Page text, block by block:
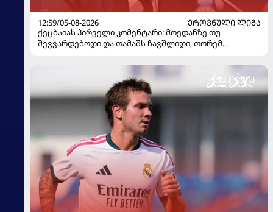
12:59/05-08-2026
ᲔᲠᲝᲕᲜᲣᲚᲘ ᲚᲘᲒᲐ
ქეცბაიას პირველი კომენტარი: მოედანზე თუ
შევვარდებოდი და თამაშს ჩავშლიდი, თორემ...